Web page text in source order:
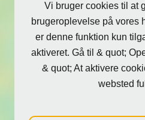
Vi bruger cookies til at
brugeroplevelse på vores
er denne funktion kun
aktiveret. Gå til & quot;
& quot; At aktivere
websted